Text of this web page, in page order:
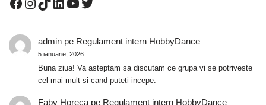
adminpe Regulament intern HobbyDance
5 ianuarie, 2026
Buna ziua! Va asteptam sa discutam ce grupa vi se potriveste
cel mai mult si cand puteti incepe.
Faby Horecape Regulament intern HobbyDance